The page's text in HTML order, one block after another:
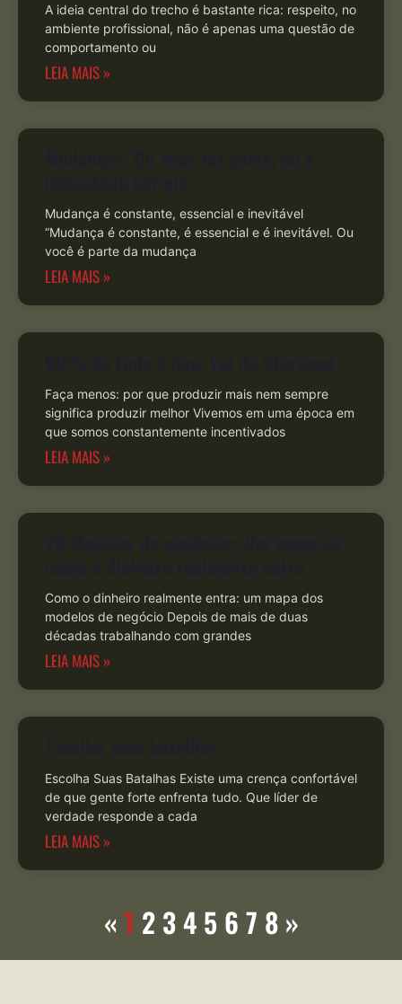
A ideia central do trecho é bastante rica: respeito, no
ambiente profissional, não é apenas uma questão de
comportamento ou
LEIA MAIS »
Mudança é constante, essencial e inevitável
“Mudança é constante, é essencial e é inevitável. Ou
você é parte da mudança
LEIA MAIS »
Faça menos: por que produzir mais nem sempre
significa produzir melhor Vivemos em uma época em
que somos constantemente incentivados
LEIA MAIS »
Como o dinheiro realmente entra: um mapa dos
modelos de negócio Depois de mais de duas
décadas trabalhando com grandes
LEIA MAIS »
Escolha Suas Batalhas Existe uma crença confortável
de que gente forte enfrenta tudo. Que líder de
verdade responde a cada
LEIA MAIS »
« 1 2 34 5 6 7 8 »